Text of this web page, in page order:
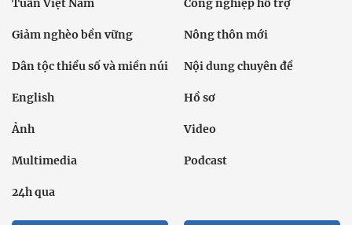
Tuần Việt Nam Công nghiệp hỗ trợ
Giảm nghèo bền vững Nông thôn mới
Dân tộc thiểu số và miền núi Nội dung chuyên đề
English Hồ sơ
Ảnh Video
Multimedia Podcast
24h qua